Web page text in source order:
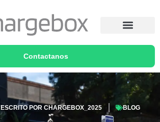
Contactanos
ESCRITO POR CHARGEBOX_2025 BLOG